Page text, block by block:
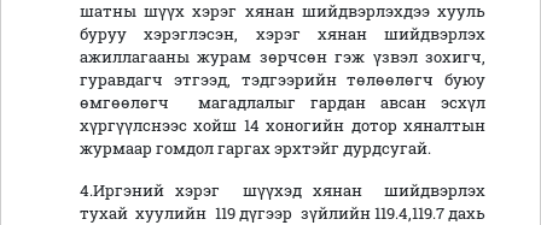
шатны шүүх хэрэг хянан шийдвэрлэхдээ хууль
буруу хэрэглэсэн, хэрэг хянан шийдвэрлэх
ажиллагааны журам зөрчсөн гэж үзвэл зохигч,
гуравдагч этгээд, тэдгээрийн төлөөлөгч буюу
өмгөөлөгч магадлалыг гардан авсан эсхүл
хүргүүлснээс хойш 14 хоногийн дотор хяналтын
журмаар гомдол гаргах эрхтэйг дурдсугай.
4.Иргэний хэрэг шүүхэд хянан шийдвэрлэх
тухай хуулийн 119 дүгээр зүйлийн 119.4,119.7 дахь